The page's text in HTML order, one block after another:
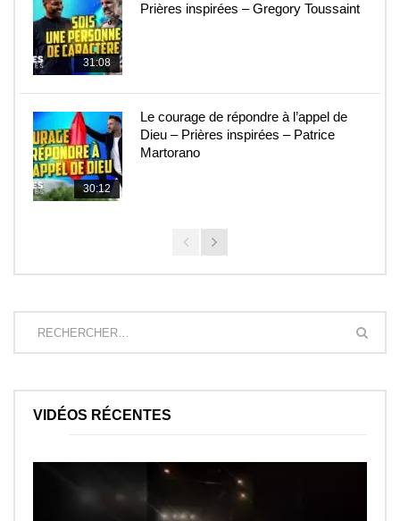
31:08
Prières inspirées – Gregory Toussaint
30:12
Le courage de répondre à l’appel de
Dieu – Prières inspirées – Patrice
Martorano
VIDÉOS RÉCENTES